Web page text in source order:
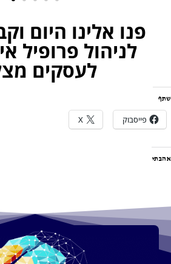
פנו אלינו היום
לניהול פרופיל
לעסקים
שתף
פייסבוק X
אהבתי